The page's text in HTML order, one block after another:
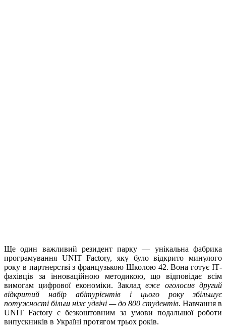
Ще один важливий резидент парку — унікальна фабрика
програмування UNIT Factory, яку було відкрито минулого
року в партнерстві з французькою Школою 42. Вона готує ІТ-
фахівців за інноваційною методикою, що відповідає всім
вимогам цифрової економіки. Закладвже оголосив другий
відкритий набір абітурієнтів і цього року збільшує
потужності більш ніж удвічі — до 800 студентів. Навчання в
UNIT Factory є безкоштовним за умови подальшої роботи
випускників в Україні протягом трьох років.